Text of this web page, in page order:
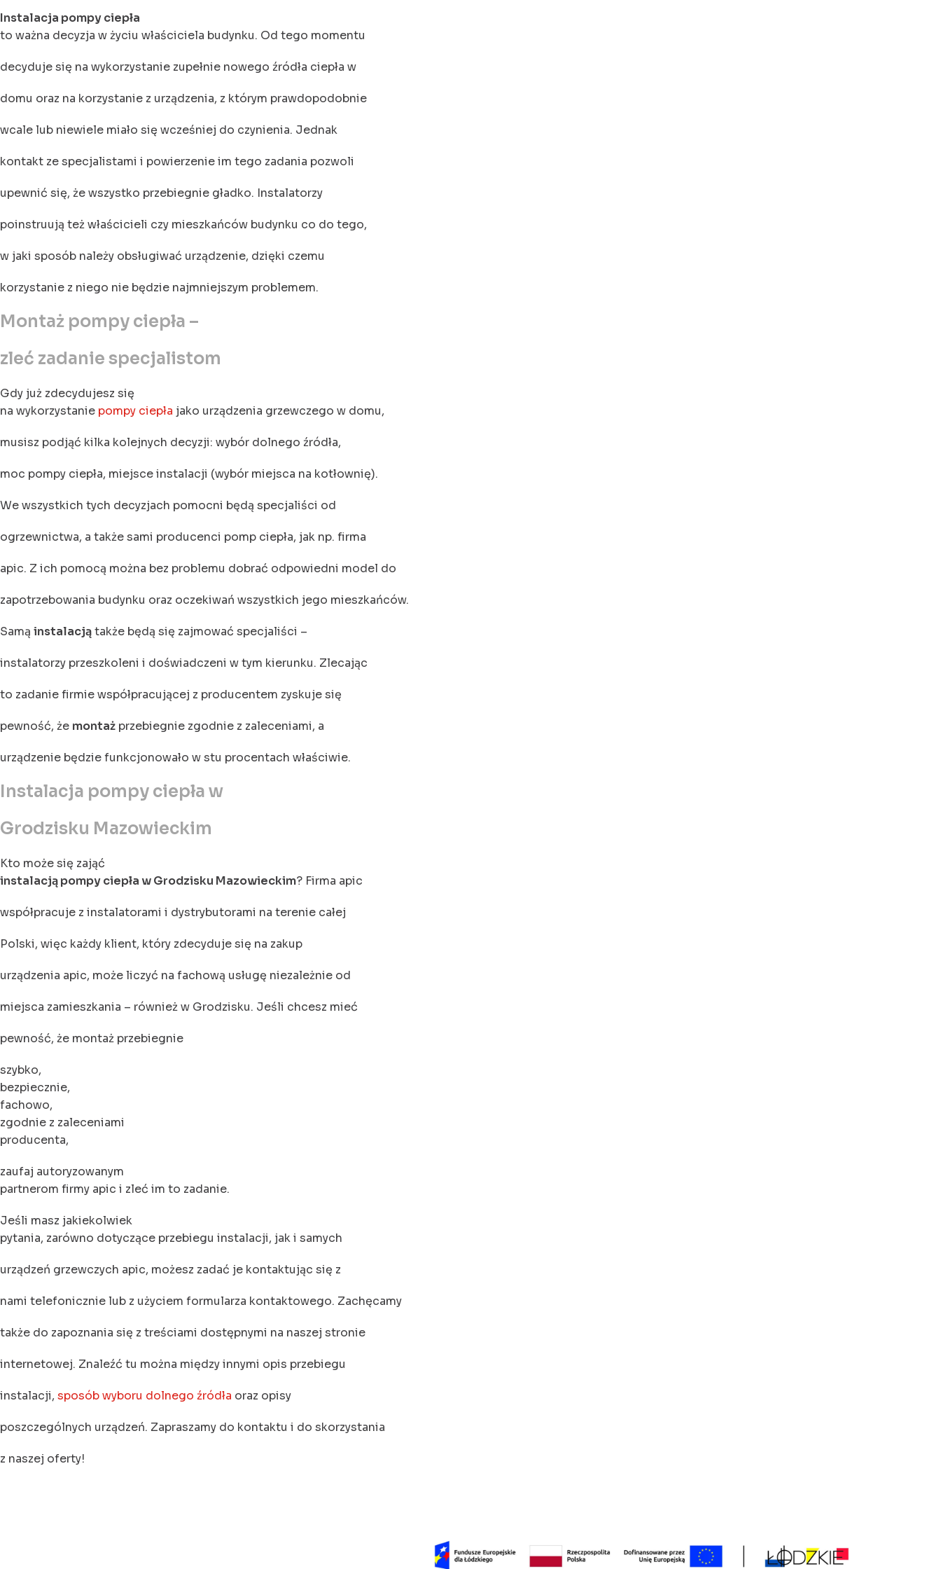
Instalacja pompy ciepła
to ważna decyzja w życiu właściciela budynku. Od tego momentu
decyduje się na wykorzystanie zupełnie nowego źródła ciepła w
domu oraz na korzystanie z urządzenia, z którym prawdopodobnie
wcale lub niewiele miało się wcześniej do czynienia. Jednak
kontakt ze specjalistami i powierzenie im tego zadania pozwoli
upewnić się, że wszystko przebiegnie gładko. Instalatorzy
poinstruują też właścicieli czy mieszkańców budynku co do tego,
w jaki sposób należy obsługiwać urządzenie, dzięki czemu
korzystanie z niego nie będzie najmniejszym problemem.
Montaż pompy ciepła –
zleć zadanie specjalistom
Gdy już zdecydujesz się
na wykorzystanie pompy ciepła jako urządzenia grzewczego w domu,
musisz podjąć kilka kolejnych decyzji: wybór dolnego źródła,
moc pompy ciepła, miejsce instalacji (wybór miejsca na kotłownię).
We wszystkich tych decyzjach pomocni będą specjaliści od
ogrzewnictwa, a także sami producenci pomp ciepła, jak np. firma
apic. Z ich pomocą można bez problemu dobrać odpowiedni model do
zapotrzebowania budynku oraz oczekiwań wszystkich jego mieszkańców.
Samą instalacjątakże będą się zajmować specjaliści –
instalatorzy przeszkoleni i doświadczeni w tym kierunku. Zlecając
to zadanie firmie współpracującej z producentem zyskuje się
pewność, że montaż przebiegnie zgodnie z zaleceniami, a
urządzenie będzie funkcjonowało w stu procentach właściwie.
Instalacja pompy ciepła w
Grodzisku Mazowieckim
Kto może się zająć
instalacją pompy ciepła w Grodzisku Mazowieckim? Firma apic
współpracuje z instalatorami i dystrybutorami na terenie całej
Polski, więc każdy klient, który zdecyduje się na zakup
urządzenia apic, może liczyć na fachową usługę niezależnie od
miejsca zamieszkania – również w Grodzisku. Jeśli chcesz mieć
pewność, że montaż przebiegnie
szybko,
bezpiecznie,
fachowo,
zgodnie z zaleceniami
producenta,
zaufaj autoryzowanym
partnerom firmy apic i zleć im to zadanie.
Jeśli masz jakiekolwiek
pytania, zarówno dotyczące przebiegu instalacji, jak i samych
urządzeń grzewczych apic, możesz zadać je kontaktując się z
nami telefonicznie lub z użyciem formularza kontaktowego. Zachęcamy
także do zapoznania się z treściami dostępnymi na naszej stronie
internetowej. Znaleźć tu można między innymi opis przebiegu
instalacji, sposób wyboru dolnego źródła oraz opisy
poszczególnych urządzeń. Zapraszamy do kontaktu i do skorzystania
z naszej oferty!